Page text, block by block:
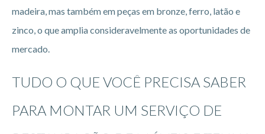
madeira, mas também em peças em bronze, ferro, latão e
zinco, o que amplia consideravelmente as oportunidades de
mercado.
TUDO O QUE VOCÊ PRECISA SABER
PARA MONTAR UM SERVIÇO DE